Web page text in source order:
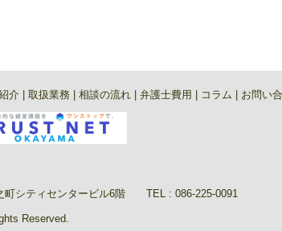
介 取扱業務 相談の流れ 弁護士費用 コラム お問い
シティセンタービル6階 TEL : 086-225-0091
Reserved.